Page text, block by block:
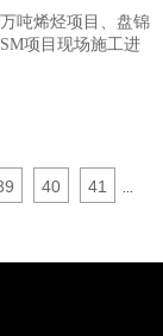
吨烯烃项目、盘锦
项目现场施工进
40 41